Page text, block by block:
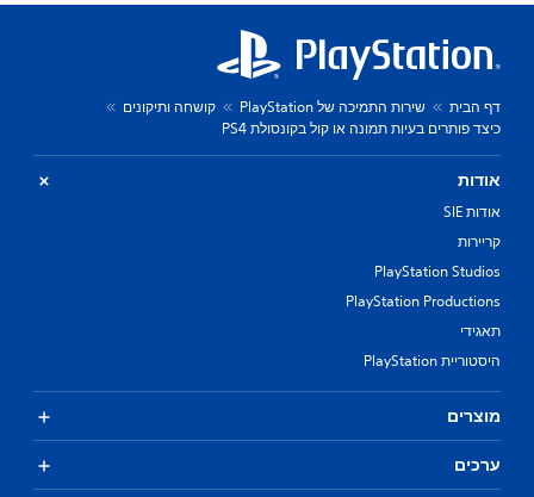
דף הבית שירות התמיכה של PlayStation
קושחה ותיקונים
כיצד פותרים בעיות תמונה או קול בקונסולת PS4
אודות
אודות SIE
קריירות
PlayStation Studios
PlayStation Productions
תאגידי
היסטוריית PlayStation
מוצרים
ערכים